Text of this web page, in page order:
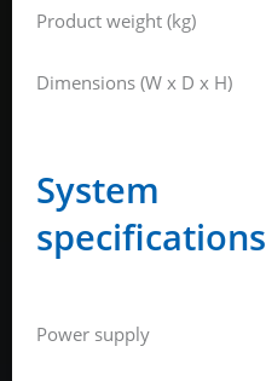
Product weight (kg)
Dimensions (W x D x H)
System
specifications
Power supply